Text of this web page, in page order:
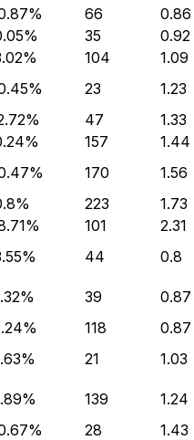
% 66
0.86
% 35
0.92
% 104
1.09
% 23
1.23
% 47
1.33
% 157
1.44
% 170
1.56
% 223
1.73
% 101
2.31
% 44
0.8
% 39
0.87
% 118
0.87
% 21
1.03
% 139
1.24
% 28
1.43